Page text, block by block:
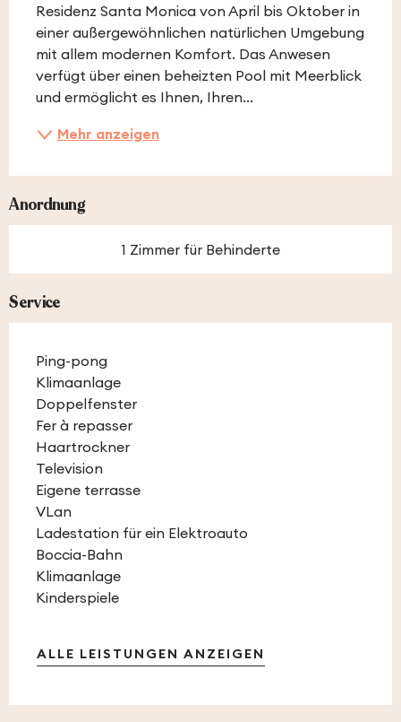
Residenz Santa Monica von April bis Oktober in
einer außergewöhnlichen natürlichen Umgebung
mit allem modernen Komfort. Das Anwesen
verfügt über einen beheizten Pool mit Meerblick
und ermöglicht es Ihnen, Ihren...
Mehr anzeigen
Anordnung
1 Zimmer für Behinderte
Service
Ping-pong
Klimaanlage
Doppelfenster
Fer à repasser
Haartrockner
Television
Eigene terrasse
VLan
Ladestation für ein Elektroauto
Boccia-Bahn
Klimaanlage
Kinderspiele
ALLE LEISTUNGEN ANZEIGEN